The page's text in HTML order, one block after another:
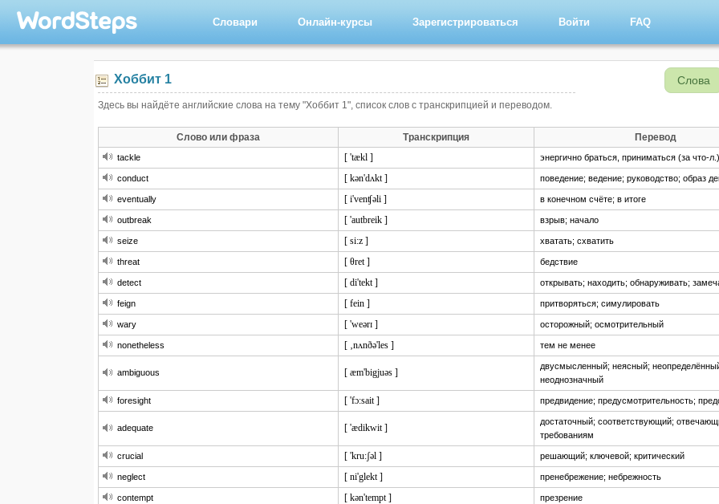
Словари Онлайн-курсы Зарегистрироваться Войти FAQ
Хоббит 1 Слова
Здесь вы найдёте английские слова на тему "Хоббит 1", список слов с транскрипцией и переводом.
Слово или фраза Транскрипция Перевод
tackle [ 'tækl ] энергично браться, приниматься (за что-л.)
conduct [ kən'dʌkt ] поведение; ведение; руководство; образ
eventually [ i'venʧəli ] в конечном счёте; в итоге
outbreak [ 'autbreik ] взрыв; начало
seize [ si:z ] хватать; схватить
threat [ θret ] бедствие
detect [ di'tekt ] открывать; находить; обнаруживать;
feign [ fein ] притворяться; симулировать
wary [ 'weərɪ ] осторожный; осмотрительный
nonetheless [ ‚nʌnðə'les ] тем не менее
ambiguous [ æm'bigjuəs ]
двусмысленный; неясный;
неоднозначный
foresight [ 'fɔ:sait ] предвидение; предусмотрительность;
adequate [ 'ædikwit ]
достаточный; соответствующий;
требованиям
crucial [ 'kru:ʃəl ] решающий; ключевой; критический
neglect [ ni'glekt ] пренебрежение; небрежность
contempt [ kən'tempt ] презрение